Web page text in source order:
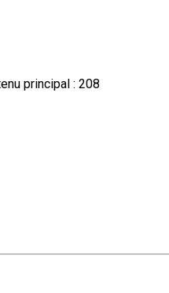
principal : 208